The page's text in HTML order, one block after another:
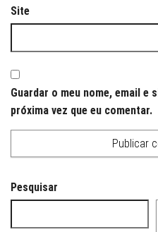
Site
Guardar o meu nome, email e
próxima vez que eu comentar.
Pesquisar